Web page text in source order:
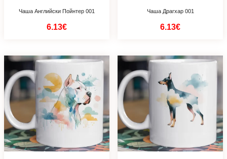
Чаша Английски Пойнтер 001
6.13€
Чаша Драгхар 001
6.13€